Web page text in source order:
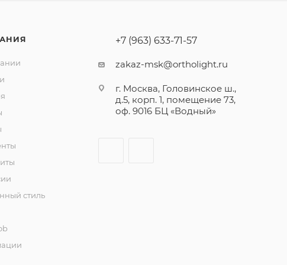
стиль
+7 (963) 633-71-57
zakaz-msk@ortholight.ru
г. Москва, Головинское ш.,
д.5, корп. 1, помещение 73,
оф. 9016 БЦ «Водный»